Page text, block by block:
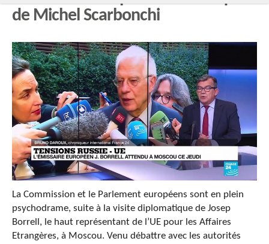
de Michel Scarbonchi
La Commission et le Parlement européens sont en plein
psychodrame, suite à la visite diplomatique de Josep
Borrell, le haut représentant de l’UE pour les Affaires
Etrangères, à Moscou. Venu débattre avec les autorités